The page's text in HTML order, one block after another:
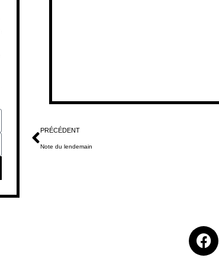
PRÉCÉDENT
Note du lendemain